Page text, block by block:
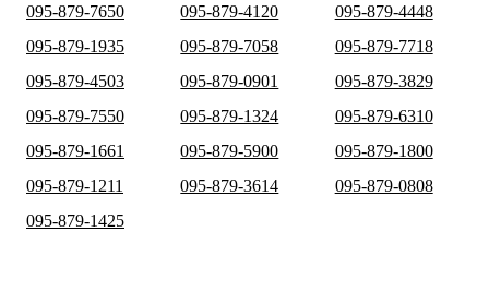
095-879-7650
095-879-4120
095-879-4448
095-879-1935
095-879-7058
095-879-7718
095-879-4503
095-879-0901
095-879-3829
095-879-7550
095-879-1324
095-879-6310
095-879-1661
095-879-5900
095-879-1800
095-879-1211
095-879-3614
095-879-0808
095-879-1425